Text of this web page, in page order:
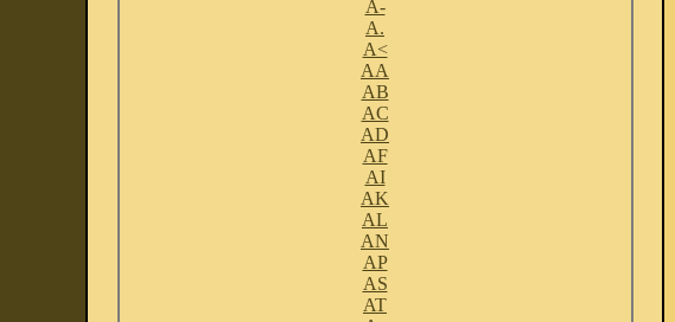
A-
A.
A<
AA
AB
AC
AD
AF
AI
AK
AL
AN
AP
AS
AT